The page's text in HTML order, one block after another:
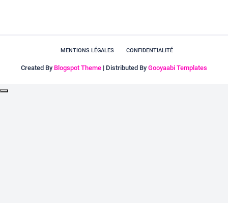
MENTIONS LÉGALES CONFIDENTIALITÉ
Created By Blogspot Theme | Distributed By Gooyaabi Templates